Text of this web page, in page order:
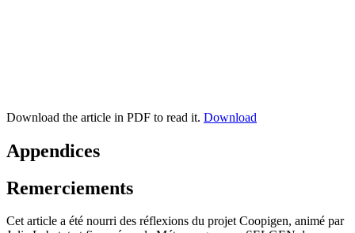
Download the article in PDF to read it. Download
Appendices
Remerciements
Cet article a été nourri des réflexions du projet Coopigen, animé par